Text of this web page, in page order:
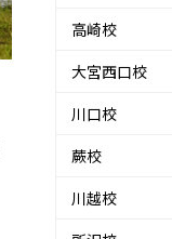
高崎校
大宮西口校
川口校
蕨校
川越校